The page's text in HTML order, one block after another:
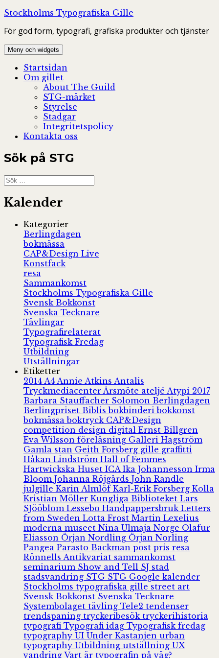
Hoppa
innehåll
Stockholms Typografiska Gille
För god form, typografi, grafiska produkter och tjänster
Meny och widgets
Startsidan
Om gillet
About The Guild
STG-märket
Styrelse
Stadgar
Integritetspolicy
Kontakta oss
Sök på STG
Sök
efter:
Kalender
Kategorier
Berlingdagen
bokmässa
CAP&Design Live
Konstfack
resa
Sammankomst
Stockholms Typografiska Gille
Svensk Bokkonst
Svenska Tecknare
Tävlingar
Typografirelaterat
Typografisk Fredag
Utbildning
Utställningar
Etiketter
2014 A4 Annie Atkins Antalis
Tryckmediacenter Årsmöte ateljé Atypi 2017
Barbara Stauffacher Solomon Berlingdagen
Berlingpriset Biblisbokbinderibokkonst
bokmässaboktryck CAP&Design
competition design digital Ernst Billgren
Eva Wilsson föreläsning Galleri Hagström
Gamla stan Geith Forsberg gille graffitti
Håkan Lindström Hall of Femmes
Hartwickska Huset ICA Ika Johannesson Irma
Bloom Johanna Röjgårds John Randle
julgille Karin Almlöf Karl-Erik Forsberg Kolla
Kristian Möller Kungliga Biblioteket Lars
SJööblom Lessebo Handpappersbruk Letters
from Sweden Lotta Frost Martin Lexelius
moderna museet Nina Ulmaja Norge Olafur
Eliasson Örjan Nordling Örjan Norling
Pangea Parasto Backman post pris resa
Rönnells Antikvariat sammankomst
seminarium Show and Tell SJ stad
stadsvandring STG STG Google kalender
Stockholms typografiska gille street art
Svensk Bokkonst Svenska Tecknare
Systembolaget tävling Tele2 tendenser
trendspaning tryckeribesök tryckerihistoria
typografi Typografi idag Typografisk fredag
typography UI Under Kastanjen urban
typography Utbildning utställning UX
vandring Vart är typografin på väg?